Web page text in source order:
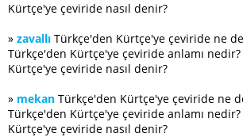
Kürtçe'ye çeviride nasıl denir?
» zavallı Türkçe'den Kürtçe'ye çeviride ne
Türkçe'den Kürtçe'ye çeviride anlamı nedir?
Kürtçe'ye çeviride nasıl denir?
» mekan Türkçe'den Kürtçe'ye çeviride ne
Türkçe'den Kürtçe'ye çeviride anlamı nedir?
Kürtçe'ye çeviride nasıl denir?